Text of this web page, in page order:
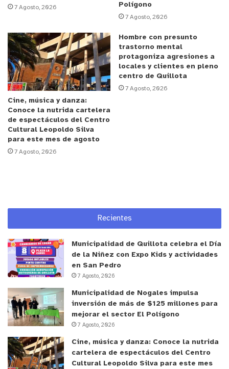
desplazamientos”, señaló la oficial policial.
De acuerdo con la información entregada por la
PDI, la mujer pretendía trasladar la droga desde
Viña del Mar hacia Valparaíso, por lo que las
diligencias continúan con el objetivo de determinar
si existen otras personas involucradas en una
eventual red de actividad ilícita en la zona.
Por instrucción del Ministerio Público, la detenida
fue puesta a disposición del Juzgado de Garantía
de Valparaíso para su formalización, instancia en
y tú, ¿qué opinas?
7 Agosto, 2026
Polígono
7 Agosto, 2026
Cine, música y danza:
Conoce la nutrida cartelera
de espectáculos del Centro
Cultural Leopoldo Silva
para este mes de agosto
7 Agosto, 2026
Hombre con presunto
trastorno mental
protagoniza agresiones a
locales y clientes en pleno
centro de Quillota
7 Agosto, 2026
Recientes
Municipalidad de Quillota celebra el Día
de la Niñez con Expo Kids y actividades
en San Pedro
7 Agosto, 2026
Municipalidad de Nogales impulsa
inversión de más de $125 millones para
mejorar el sector El Polígono
7 Agosto, 2026
Cine, música y danza: Conoce la nutrida
cartelera de espectáculos del Centro
Cultural Leopoldo Silva para este mes